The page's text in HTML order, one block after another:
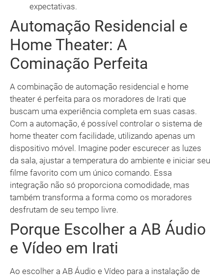
expectativas.
Automação Residencial e
Home Theater: A
Cominação Perfeita
A combinação de automação residencial e home
theater é perfeita para os moradores de Irati que
buscam uma experiência completa em suas casas.
Com a automação, é possível controlar o sistema de
home theater com facilidade, utilizando apenas um
dispositivo móvel. Imagine poder escurecer as luzes
da sala, ajustar a temperatura do ambiente e iniciar seu
filme favorito com um único comando. Essa
integração não só proporciona comodidade, mas
também transforma a forma como os moradores
desfrutam de seu tempo livre.
Porque Escolher a AB Áudio
e Vídeo em Irati
Ao escolher a AB Áudio e Vídeo para a instalação de